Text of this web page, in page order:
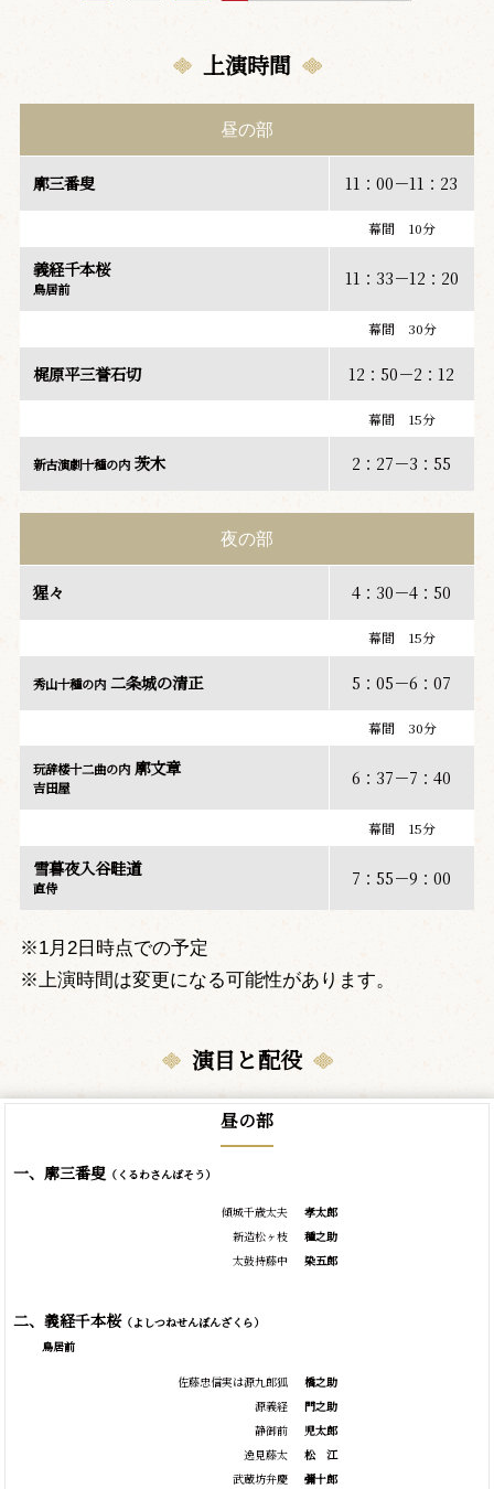
上演時間
昼の部
廓三番叟 11：00－11：23
幕間 10分
義経千本桜
鳥居前 11：33－12：20
幕間 30分
梶原平三誉石切 12：50－2：12
幕間 15分
新古演劇十種の内茨木 2：27－3：55
夜の部
猩々 4：30－4：50
幕間 15分
秀山十種の内二条城の清正 5：05－6：07
幕間 30分
玩辞楼十二曲の内廓文章
吉田屋 6：37－7：40
幕間 15分
雪暮夜入谷畦道
直侍 7：55－9：00
※1月2日時点での予定
※上演時間は変更になる可能性があります。
演目と配役
昼の部
一、廓三番叟（くるわさんばそう）
傾城千歳太夫
新造松ヶ枝
太鼓持藤中
孝太郎
種之助
染五郎
二、義経千本桜（よしつねせんぼんざくら）
鳥居前
佐藤忠信実は源九郎狐
源義経
静御前
逸見藤太
武蔵坊弁慶
橋之助
門之助
児太郎
松
江
彌十郎